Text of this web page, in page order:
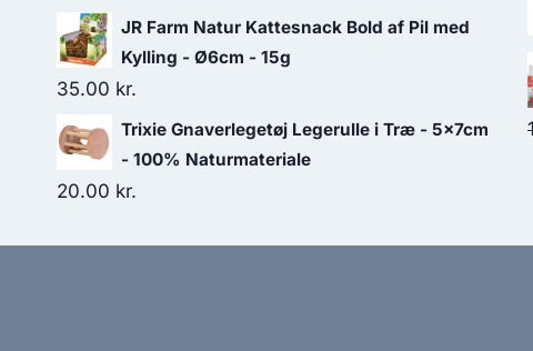
JR Farm Natur Kattesnack Bold af Pil med
Kylling - Ø6cm - 15g
35.00 kr.
Trixie Gnaverlegetøj Legerulle i Træ - 5x7cm
- 100% Naturmateriale
20.00 kr.